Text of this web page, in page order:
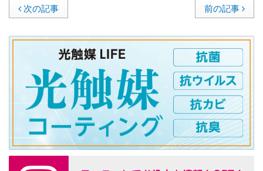
次の記事 前の記事